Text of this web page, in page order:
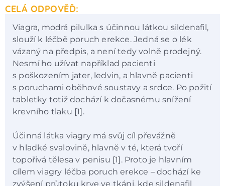
CELÁ ODPOVĚĎ:
Viagra, modrá pilulka s účinnou látkou sildenafil,
slouží k léčbě poruch erekce. Jedná se o lék
vázaný na předpis, a není tedy volně prodejný.
Nesmí ho užívat například pacienti
s poškozením jater, ledvin, a hlavně pacienti
s poruchami oběhové soustavy a srdce. Po požití
tabletky totiž dochází k dočasnému snížení
krevního tlaku [1].
Účinná látka viagry má svůj cíl převážně
v hladké svalovině, hlavně v té, která tvoří
topořivá tělesa v penisu [1]. Proto je hlavním
cílem viagry léčba poruch erekce – dochází ke
zvýšení průtoku krve ve tkáni, kde sildenafil